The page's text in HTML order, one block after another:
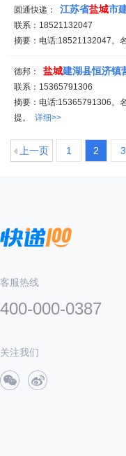
圆通快递： 江苏省盐城市
联系：18521132047
摘要：电话:18521132047。
德邦： 盐城建湖县恒济镇
联系：15365791306
摘要：电话:15365791306。
提。 详细>>
上一页 1 2 3
客服热线
400-000-0387
关注我们